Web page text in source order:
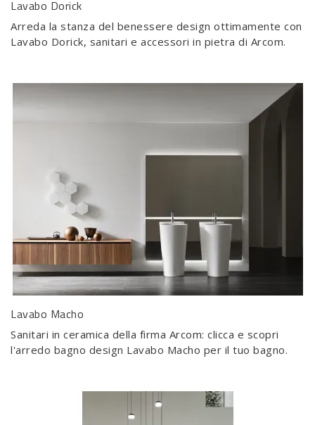
Lavabo Dorick
Arreda la stanza del benessere design ottimamente con
Lavabo Dorick, sanitari e accessori in pietra di Arcom.
Lavabo Macho
Sanitari in ceramica della firma Arcom: clicca e scopri
l'arredo bagno design Lavabo Macho per il tuo bagno.